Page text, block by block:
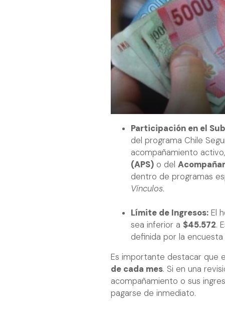
Participación en el
del programa Chile
acompañamiento
(APS) o del
dentro de programas
Vínculos.
Límite de Ingresos: El
sea inferior a $45.572.
definida por la
Es importante destacar que
de cada mes. Si en una
acompañamiento o sus
pagarse de inmediato.